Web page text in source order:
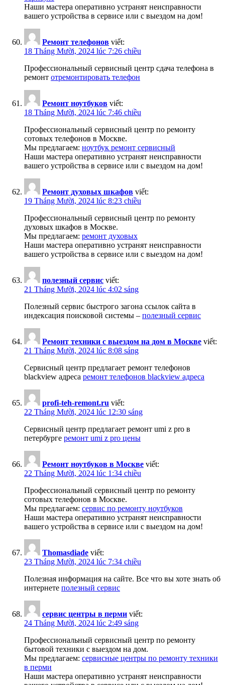
Наши мастера оперативно устранят неисправности
вашего устройства в сервисе или с выездом на дом!
Ремонт телефонов viết:
18 Tháng Mười, 2024 lúc 7:26 chiều
Профессиональный сервисный центр сдача телефона в
ремонт отремонтировать телефон
Ремонт ноутбуков viết:
18 Tháng Mười, 2024 lúc 7:46 chiều
Профессиональный сервисный центр по ремонту
сотовых телефонов в Москве.
Мы предлагаем: ноутбук ремонт сервисный
Наши мастера оперативно устранят неисправности
вашего устройства в сервисе или с выездом на дом!
Ремонт духовых шкафов viết:
19 Tháng Mười, 2024 lúc 8:23 chiều
Профессиональный сервисный центр по ремонту
духовых шкафов в Москве.
Мы предлагаем: ремонт духовых
Наши мастера оперативно устранят неисправности
вашего устройства в сервисе или с выездом на дом!
полезный сервис viết:
21 Tháng Mười, 2024 lúc 4:02 sáng
Полезный сервис быстрого загона ссылок сайта в
индексация поисковой системы – полезный сервис
Ремонт техники с выездом на дом в Москве viết:
21 Tháng Mười, 2024 lúc 8:08 sáng
Сервисный центр предлагает ремонт телефонов
blackview адреса ремонт телефонов blackview адреса
profi-teh-remont.ru viết:
22 Tháng Mười, 2024 lúc 12:30 sáng
Сервисный центр предлагает ремонт umi z pro в
петербурге ремонт umi z pro цены
Ремонт ноутбуков в Москве viết:
22 Tháng Mười, 2024 lúc 1:34 chiều
Профессиональный сервисный центр по ремонту
сотовых телефонов в Москве.
Мы предлагаем: сервис по ремонту ноутбуков
Наши мастера оперативно устранят неисправности
вашего устройства в сервисе или с выездом на дом!
Thomasdiade viết:
23 Tháng Mười, 2024 lúc 7:34 chiều
Полезная информация на сайте. Все что вы хоте знать об
интернете полезный сервис
сервис центры в перми viết:
24 Tháng Mười, 2024 lúc 2:49 sáng
Профессиональный сервисный центр по ремонту
бытовой техники с выездом на дом.
Мы предлагаем: сервисные центры по ремонту техники
в перми
Наши мастера оперативно устранят неисправности